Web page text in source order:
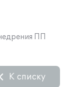
ПП
К списку